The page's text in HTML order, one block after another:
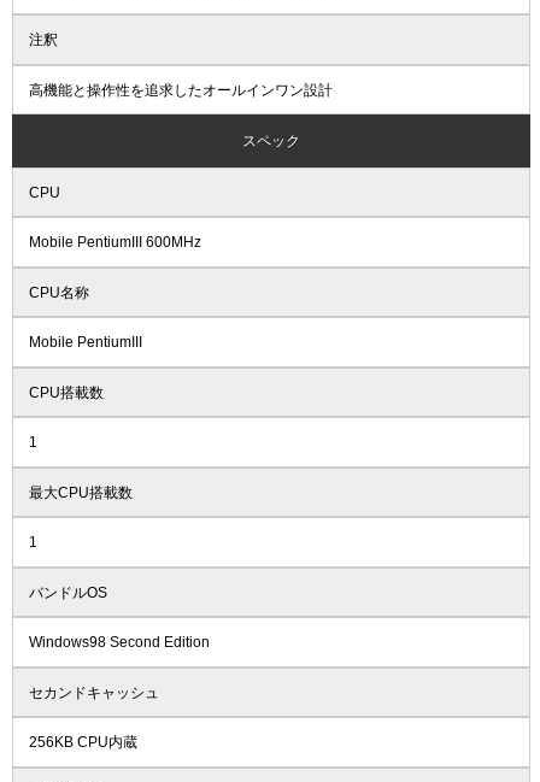
注釈
高機能と操作性を追求したオールインワン設計
スペック
CPU
Mobile PentiumIII 600MHz
CPU名称
Mobile PentiumIII
CPU搭載数
1
最大CPU搭載数
1
バンドルOS
Windows98 Second Edition
セカンドキャッシュ
256KB CPU内蔵